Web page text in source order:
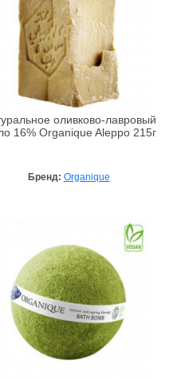
оливково-лавровый
16% Organique Aleppo 215г
Бренд: Organique